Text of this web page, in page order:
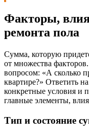
Факторы,
ремонта пола
Сумма, которую
от множества
вопросом: «А сколько
квартире?» Ответить
конкретные условия и
главные элементы,
Тип и состояние